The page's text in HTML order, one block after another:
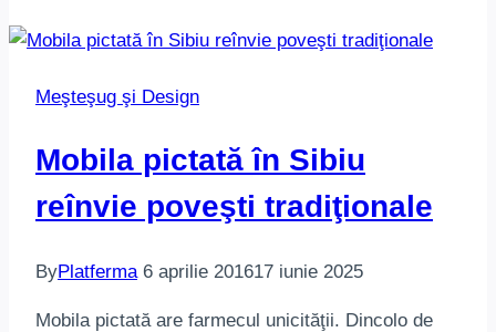
Meşteşug şi Design
Mobila pictată în Sibiu
reînvie poveşti tradiţionale
ByPlatferma 6 aprilie 201617 iunie 2025
Mobila pictată are farmecul unicităţii. Dincolo de